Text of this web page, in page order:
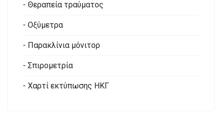
- Θεραπεία τραύματος
- Οξύμετρα
- Παρακλίνια μόνιτορ
- Σπιρομετρία
- Χαρτί εκτύπωσης ΗΚΓ